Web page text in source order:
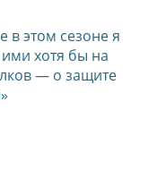
в этом сезоне я
хотя бы на
— о защите